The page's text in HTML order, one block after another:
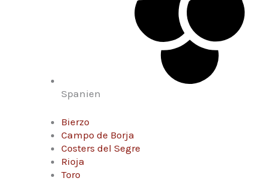
Spanien
Bierzo
Campo de Borja
Costers del Segre
Rioja
Toro